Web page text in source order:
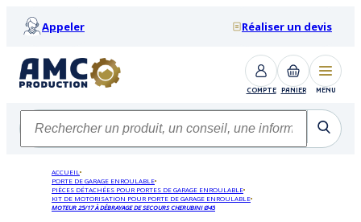
Appeler Réaliser un devis
COMPTE PANIER MENU
ACCUEIL
PORTE DE GARAGE ENROULABLE
PIÈCES DÉTACHÉES POUR PORTES DE GARAGE ENROULABLE
KIT DE MOTORISATION POUR PORTE DE GARAGE ENROULABLE
MOTEUR 25/17 À DÉBRAYAGE DE SECOURS CHERUBINI Ø45